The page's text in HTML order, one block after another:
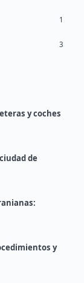
1
3
y coches
de
y